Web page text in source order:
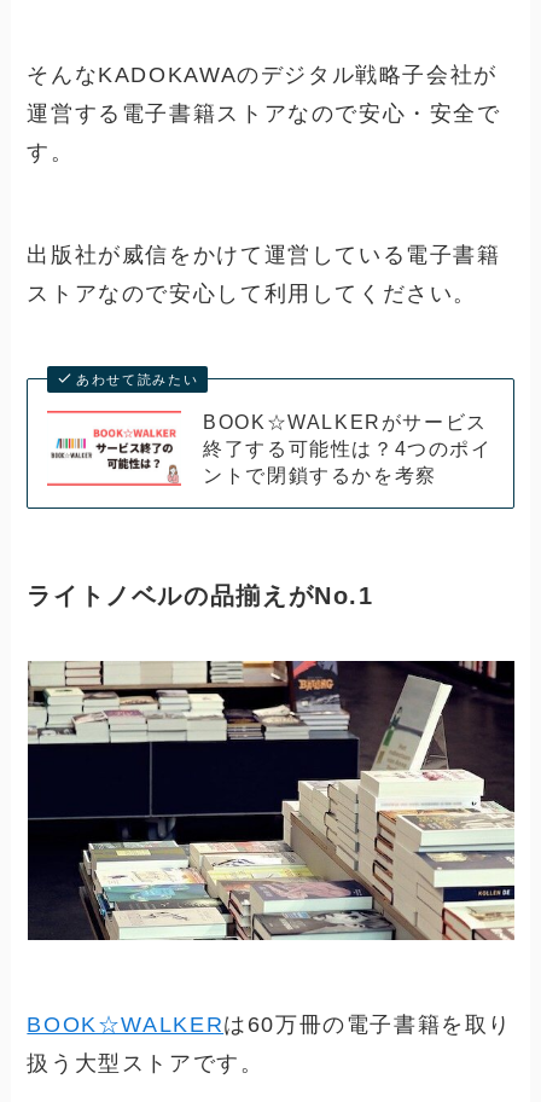
そんなKADOKAWAのデジタル戦略子会社が
運営する電子書籍ストアなので安心・安全で
す。
出版社が威信をかけて運営している電子書籍
ストアなので安心して利用してください。
あわせて読みたい
BOOK☆WALKERがサービス
終了する可能性は？4つのポイ
ントで閉鎖するかを考察
ライトノベルの品揃えがNo.1
BOOK☆WALKERは60万冊の電子書籍を取り
扱う大型ストアです。